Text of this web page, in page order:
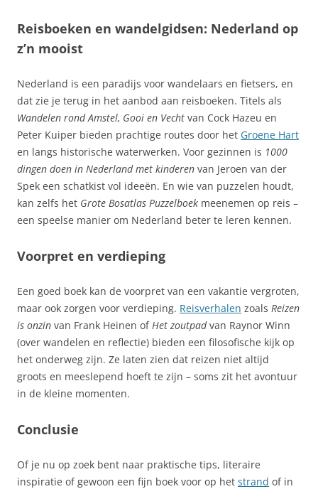
Reisboeken en wandelgidsen: Nederland op
z’n mooist
Nederland is een paradijs voor wandelaars en fietsers, en
dat zie je terug in het aanbod aan reisboeken. Titels als
Wandelen rond Amstel, Gooi en Vecht van Cock Hazeu en
Peter Kuiper bieden prachtige routes door het Groene Hart
en langs historische waterwerken. Voor gezinnen is 1000
dingen doen in Nederland met kinderen van Jeroen van der
Spek een schatkist vol ideeën. En wie van puzzelen houdt,
kan zelfs het Grote Bosatlas Puzzelboek meenemen op reis –
een speelse manier om Nederland beter te leren kennen.
Voorpret en verdieping
Een goed boek kan de voorpret van een vakantie vergroten,
maar ook zorgen voor verdieping. Reisverhalen zoals Reizen
is onzin van Frank Heinen ofHet zoutpadvan Raynor Winn
(over wandelen en reflectie) bieden een filosofische kijk op
het onderweg zijn. Ze laten zien dat reizen niet altijd
groots en meeslepend hoeft te zijn – soms zit het avontuur
in de kleine momenten.
Conclusie
Of je nu op zoek bent naar praktische tips, literaire
inspiratie of gewoon een fijn boek voor op het strand of in